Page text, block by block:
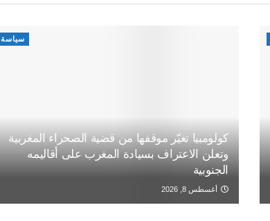
سياسة
كولومبيا تغيّر موقفها من قضية الصحراء المغربية
وتعلن الاعتراف بسيادة المغرب على أقاليمه
الجنوبية
أغسطس 8, 2026